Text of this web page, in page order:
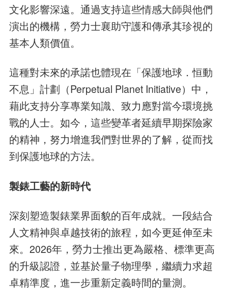
文化影響深遠。通過支持這些情感大師與他們
演出的機構，勞力士襄助守護和傳承其珍視的
基本人類價值。
這種對未來的承諾也體現在「保護地球．恒動
不息」計劃（Perpetual Planet Initiative）中，
藉此支持分享專業知識、致力應對當今環境挑
戰的人士。如今，這些變革者延續早期探險家
的精神，努力增進我們對世界的了解，從而找
到保護地球的方法。
製錶工藝的新時代
深刻塑造製錶業界面貌的百年成就。一段結合
人文精神與卓越技術的旅程，如今更延伸至未
來。2026年，勞力士推出更為嚴格、標準更高
的升級認證，並基於量子物理學，繼續力求超
卓精準度，進一步重新定義時間的量測。